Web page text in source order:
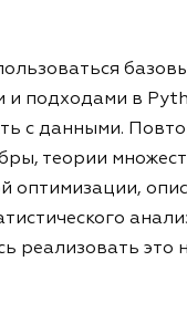
и подходами в
с данными.
теории
оптимизации,
реализовать это